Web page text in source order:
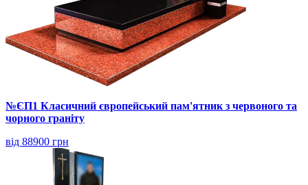
№ЄП1 Класичний європейський пам'ятник з червоного та
чорного граніту
від 88900 грн